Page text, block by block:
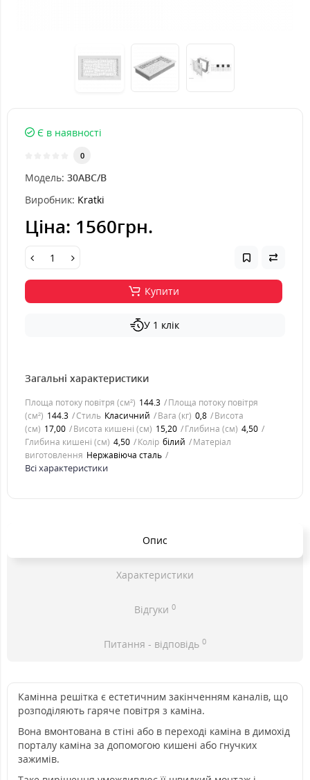
Є в наявності
0
Модель: 30ABC/B
Виробник: Kratki
Ціна: 1560грн.
Купити
У 1 клік
Загальні характеристики
Площа потоку повітря (см²) 144.3
Площа потоку повітря
(см²) 144.3 Стиль Класичний Вага (кг) 0,8
Висота
(см) 17,00 Висота кишені (см) 15,20 Глибина (см) 4,50
Глибина кишені (см) 4,50 Колір білий
Матеріал
виготовлення Нержавіюча сталь
Всі характеристики
Опис
Характеристики
Відгуки 0
Питання - відповідь 0
Камінна решітка є естетичним закінченням каналів, що
розподіляють гаряче повітря з каміна.
Вона вмонтована в стіні або в переході каміна в димохід
порталу каміна за допомогою кишені або гнучких
зажимів.